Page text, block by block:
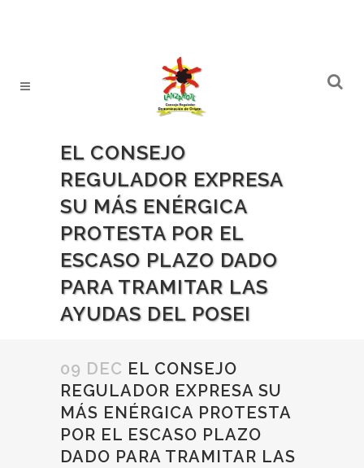
EL CONSEJO
REGULADOR EXPRESA
SU MÁS ENÉRGICA
PROTESTA POR EL
ESCASO PLAZO DADO
PARA TRAMITAR LAS
AYUDAS DEL POSEI
09 DEC EL CONSEJO
REGULADOR EXPRESA SU
MÁS ENÉRGICA PROTESTA
POR EL ESCASO PLAZO
DADO PARA TRAMITAR LAS